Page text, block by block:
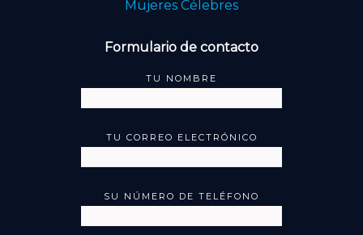
Mujeres Célebres
Formulario de contacto
TU NOMBRE
TU CORREO ELECTRÓNICO
SU NÚMERO DE TELÉFONO